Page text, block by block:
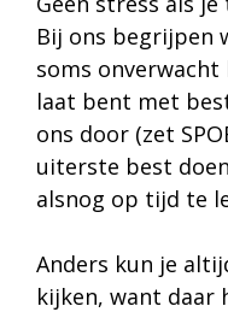
Bij ons begrijpen
soms onverwacht
laat bent met
ons door (zet
uiterste best
alsnog op tijd te
Anders kun je
kijken, want daar